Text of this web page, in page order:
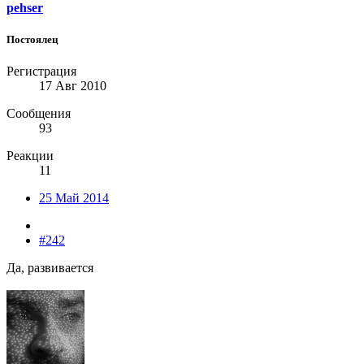
pehser
Постоялец
Регистрация
17 Авг 2010
Сообщения
93
Реакции
11
25 Май 2014
#242
Да, развивается